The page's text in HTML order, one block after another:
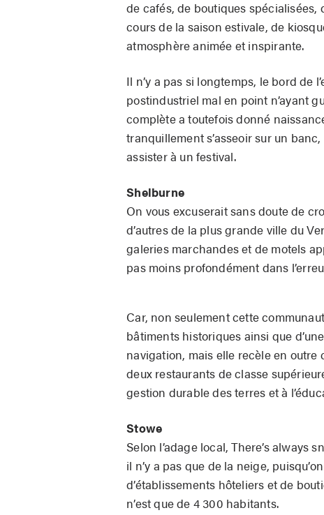
de cafés, de boutiques
cours de la saison estivale, de
atmosphère animée et inspirante.
Il n’y a pas si longtemps, le bord de
postindustriel mal en point n’ayant
complète a toutefois donné
tranquillement s’asseoir sur un
assister à un festival.
Shelburne
On vous excuserait sans doute de
d’autres de la plus grande ville du
galeries marchandes et de motels
pas moins profondément dans
Car, non seulement cette
bâtiments historiques ainsi que
navigation, mais elle recèle en
deux restaurants de classe
gestion durable des terres et à
Stowe
Selon l’adage local, There’s always
il n’y a pas que de la neige,
d’établisse­ments hôteliers et de
n’est que de 4 300 habitants.